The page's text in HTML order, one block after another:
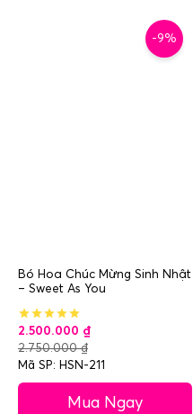
-9%
Bó Hoa Chúc Mừng Sinh Nhật
– Sweet As You
2.500.000 ₫
2.750.000₫
Mã SP: HSN-211
Mua Ngay